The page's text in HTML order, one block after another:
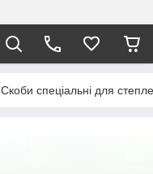
Скоби спеціальні для